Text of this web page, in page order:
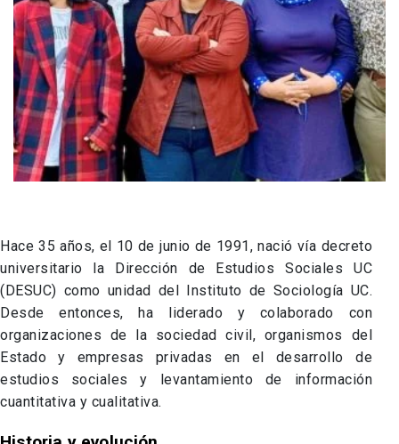
Hace 35 años, el 10 dejunio de 1991,nació vía decreto
universitario la Dirección de EstudiosSociales UC
(DESUC) como unidad del Instituto de Sociología UC.
Desdeentonces, ha liderado y colaborado con
organizaciones de la sociedad civil, organismos del
Estado y empresas privadas en el desarrollo de
estudios sociales y levantamiento de información
cuantitativa y cualitativa.